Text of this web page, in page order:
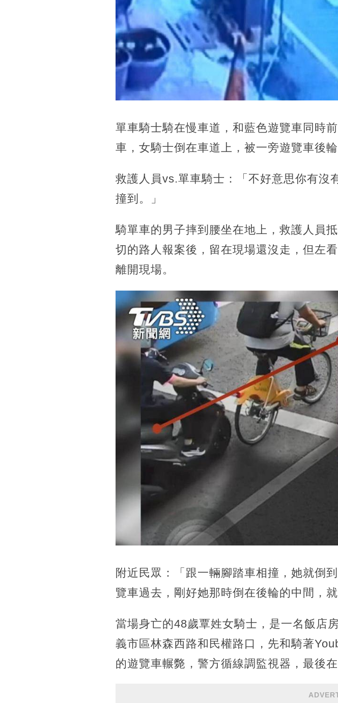
單車騎士騎在慢車道，和藍色遊覽車同時
車，女騎士倒在車道上，被一旁遊覽車後輪
救護人員vs.單車騎士：「不好意思你有沒
撞到。」
騎單車的男子摔到腰坐在地上，救護人員
切的路人報案後，留在現場還沒走，但左
離開現場。
附近民眾：「跟一輛腳踏車相撞，她就倒
覽車過去，剛好她那時倒在後輪的中間，就
當場身亡的48歲覃姓女騎士，是一名飯店
義市區林森西路和民權路口，先和騎著
的遊覽車輾斃，警方循線調監視器，最後